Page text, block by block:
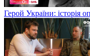
Герой України: історія